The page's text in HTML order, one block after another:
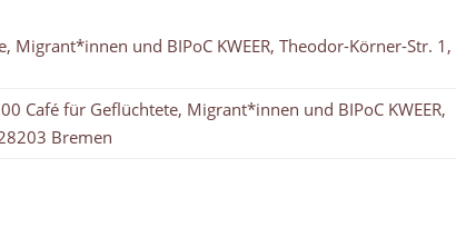
und BIPoC KWEER, Theodor-Körner-Str.
Café für Geflüchtete, Migrant*innen und BIPoC KWEER,
Bremen